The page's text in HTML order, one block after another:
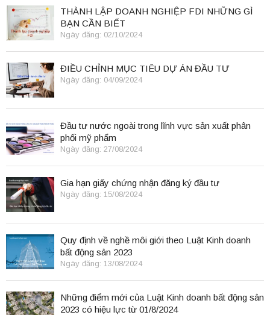
THÀNH LẬP DOANH NGHIỆP FDI NHỮNG GÌ
BẠN CẦN BIẾT
Ngày đăng: 02/10/2024
ĐIỀU CHỈNH MỤC TIÊU DỰ ÁN ĐẦU TƯ
Ngày đăng: 04/09/2024
Đầu tư nước ngoài trong lĩnh vực sản xuất phân
phối mỹ phẩm
Ngày đăng: 27/08/2024
Gia hạn giấy chứng nhận đăng ký đầu tư
Ngày đăng: 15/08/2024
Quy định về nghề môi giới theo Luật Kinh doanh
bất động sản 2023
Ngày đăng: 13/08/2024
Những điểm mới của Luật Kinh doanh bất động sản
2023 có hiệu lực từ 01/8/2024